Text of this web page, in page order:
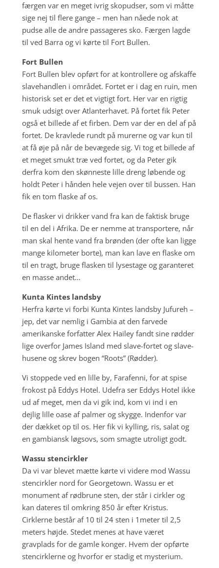
færgen var en meget ivrig skopudser, som vi måtte
sige nej til flere gange – men han nåede nok at
pudse alle de andre passageres sko. Færgen lagde
til ved Barra og vi kørte til Fort Bullen.
Fort Bullen
Fort Bullen blev opført for at kontrollere og afskaffe
slavehandlen i området. Fortet er i dag en ruin, men
historisk set er det et vigtigt fort. Her var en rigtig
smuk udsigt over Atlanterhavet. På fortet fik Peter
også et billede af et firben. Dem var der en del af på
fortet. De kravlede rundt på murerne og var kun til
at få øje på når de bevægede sig. Vi tog et billede af
et meget smukt træ ved fortet, og da Peter gik
derfra kom den skønneste lille dreng løbende og
holdt Peter i hånden hele vejen over til bussen. Han
fik en tom flaske af os.
De flasker vi drikker vand fra kan de faktisk bruge
til en del i Afrika. De er nemme at transportere, når
man skal hente vand fra brønden (der ofte kan ligge
mange kilometer borte), man kan lave en flaske om
til en tragt, bruge flasken til lysestage og garanteret
en masse andet…
Kunta Kintes landsby
Herfra kørte vi forbi Kunta Kintes landsby Jufureh –
jep, det var nemlig i Gambia at den farvede
amerikanske forfatter Alex Hailey fandt sine rødder
lige overfor James Island med slave-fortet og slave-
husene og skrev bogen “Roots” (Rødder).
Vi stoppede ved en lille by, Farafenni, for at spise
frokost på Eddys Hotel. Udefra ser Eddys Hotel ikke
ud af meget, men da vi gik ind, kom vi ind i en
dejlig lille oase af palmer og skygge. Indenfor var
der dækket op til os. Her fik vi kylling, ris, salat og
en gambiansk løgsovs, som smagte utroligt godt.
Wassu stencirkler
Da vi var blevet mætte kørte vi videre mod Wassu
stencirkler nord for Georgetown. Wassu er et
monument af rødbrune sten, der står i cirkler og
kan dateres til omkring 850 år efter Kristus.
Cirklerne består af 10 til 24 sten i 1meter til 2,5
meters højde. Stedet menes at have været
gravplads for de gamle konger. Hvem der opførte
stencirklerne og hvorfor er stadig et mysterium.